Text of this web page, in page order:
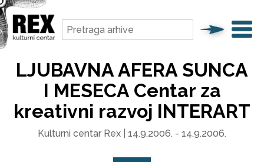
LJUBAVNA AFERA SUNCA
I MESECA Centar za
kreativni razvoj INTERART
Kulturni centar Rex | 14.9.2006. - 14.9.2006.